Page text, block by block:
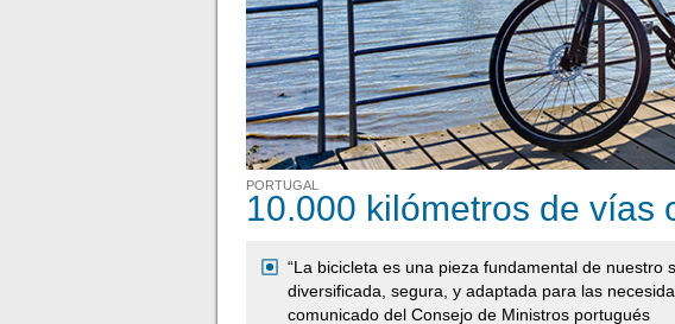
PORTUGAL
10.000 kilómetros de vías
“La bicicleta es una pieza fundamental de
diversificada, segura, y adaptada para las
comunicado del Consejo de Ministros portugués